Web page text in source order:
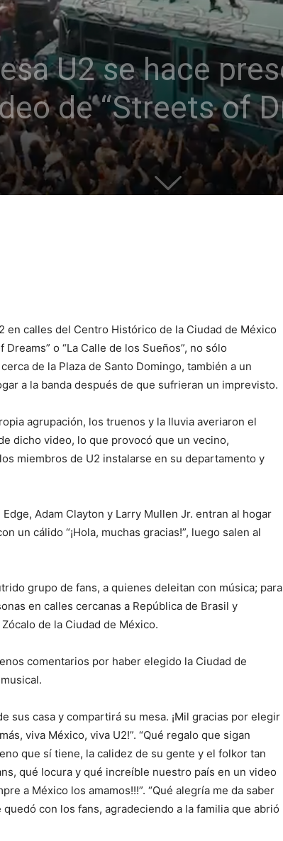
U2 se hace
de “Streets of
en calles del Centro Histórico de la Ciudad de México
o “La Calle de los Sueños”, no sólo
de la Plaza de Santo Domingo, también a un
a la banda después de que sufrieran un imprevisto.
agrupación, los truenos y la lluvia averiaron el
dicho video, lo que provocó que un vecino,
miembros de U2 instalarse en su departamento y
Adam Clayton y Larry Mullen Jr. entran al hogar
un cálido “¡Hola, muchas gracias!”, luego salen al
grupo de fans, a quienes deleitan con música; para
en calles cercanas a República de Brasil y
de la Ciudad de México.
comentarios por haber elegido la Ciudad de
sus casa y compartirá su mesa. ¡Mil gracias por elegir
viva México, viva U2!”. “Qué regalo que sigan
que sí tiene, la calidez de su gente y el folkor tan
qué locura y qué increíble nuestro país en un video
a México los amamos!!!”. “Qué alegría me da saber
con los fans, agradeciendo a la familia que abrió